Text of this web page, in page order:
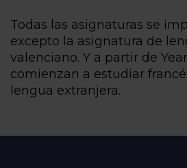
Todas las asignaturas se
excepto la asignatura de
valenciano. Y a partir de
comienzan a estudiar
lengua extranjera.